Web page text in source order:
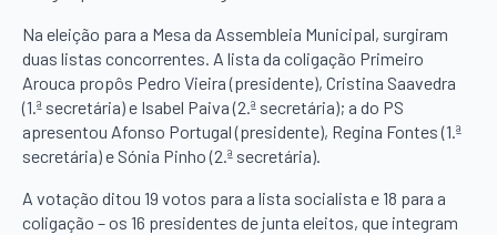
Na eleição para a Mesa da Assembleia Municipal, surgiram
duas listas concorrentes. A lista da coligação Primeiro
Arouca propôs Pedro Vieira (presidente), Cristina Saavedra
(1.ª secretária) e Isabel Paiva (2.ª secretária); a do PS
apresentou Afonso Portugal (presidente), Regina Fontes (1.ª
secretária) e Sónia Pinho (2.ª secretária).
A votação ditou 19 votos para a lista socialista e 18 para a
coligação – os 16 presidentes de junta eleitos, que integram